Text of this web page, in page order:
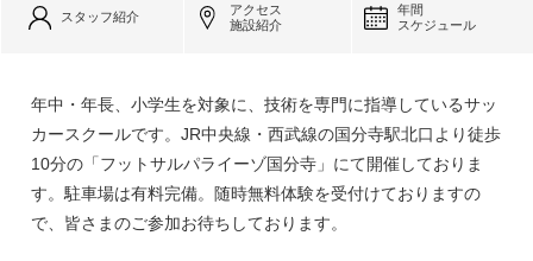
スタッフ紹介
アクセス
施設紹介
年間
スケジュール
年中・年長、小学生を対象に、技術を専門に指導しているサッ
カースクールです。JR中央線・西武線の国分寺駅北口より徒歩
10分の「フットサルパライーゾ国分寺」にて開催しておりま
す。駐車場は有料完備。随時無料体験を受付けておりますの
で、皆さまのご参加お待ちしております。